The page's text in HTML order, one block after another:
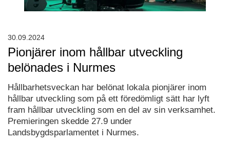
Pionjärer inom hållbar utveckling
belönades i Nurmes
Hållbarhetsveckan har belönat lokala pionjärer inom
hållbar utveckling som på ett föredömligt sätt har lyft
fram hållbar utveckling som en del av sin verksamhet.
Premieringen skedde 27.9 under
Landsbygdsparlamentet i Nurmes.
30.09.2024